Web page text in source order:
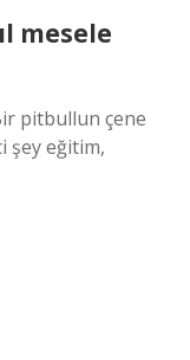
mesele
pitbullun çene
şey eğitim,